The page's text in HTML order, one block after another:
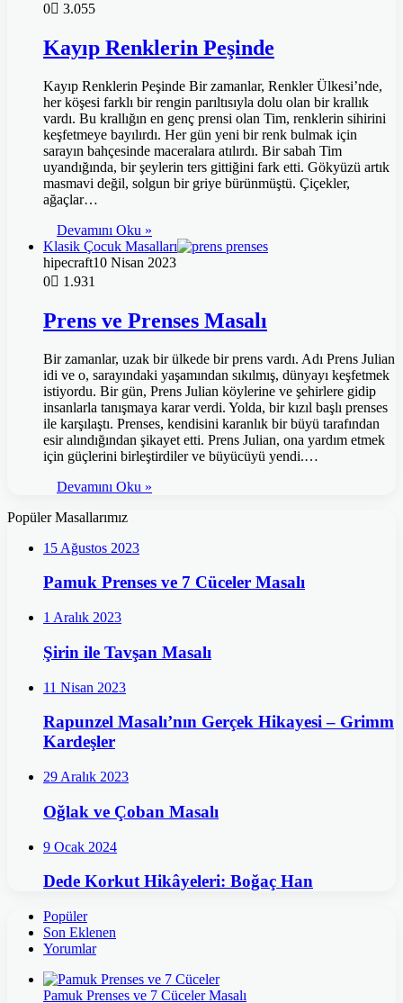
0
3.055
Kayıp Renklerin Peşinde
Kayıp Renklerin Peşinde Bir zamanlar, Renkler Ülkesi’nde,
her köşesi farklı bir rengin parıltısıyla dolu olan bir krallık
vardı. Bu krallığın en genç prensi olan Tim, renklerin sihirini
keşfetmeye bayılırdı. Her gün yeni bir renk bulmak için
sarayın bahçesinde maceralara atılırdı. Bir sabah Tim
uyandığında, bir şeylerin ters gittiğini fark etti. Gökyüzü artık
masmavi değil, solgun bir griye bürünmüştü. Çiçekler,
ağaçlar…
Devamını Oku »
Klasik Çocuk Masalları
hipecraft10 Nisan 2023
0
1.931
Prens ve Prenses Masalı
Bir zamanlar, uzak bir ülkede bir prens vardı. Adı Prens Julian
idi ve o, sarayındaki yaşamından sıkılmış, dünyayı keşfetmek
istiyordu. Bir gün, Prens Julian köylerine ve şehirlere gidip
insanlarla tanışmaya karar verdi. Yolda, bir kızıl başlı prenses
ile karşılaştı. Prenses, kendisini karanlık bir büyü tarafından
esir alındığından şikayet etti. Prens Julian, ona yardım etmek
için güçlerini birleştirdiler ve büyücüyü yendi.…
Devamını Oku »
Popüler Masallarımız
15 Ağustos 2023
Pamuk Prenses ve 7 Cüceler Masalı
1 Aralık 2023
Şirin ile Tavşan Masalı
11 Nisan 2023
Rapunzel Masalı’nın Gerçek Hikayesi – Grimm
Kardeşler
29 Aralık 2023
Oğlak ve Çoban Masalı
9 Ocak 2024
Dede Korkut Hikâyeleri: Boğaç Han
Popüler
Son Eklenen
Yorumlar
Pamuk Prenses ve 7 Cüceler Masalı